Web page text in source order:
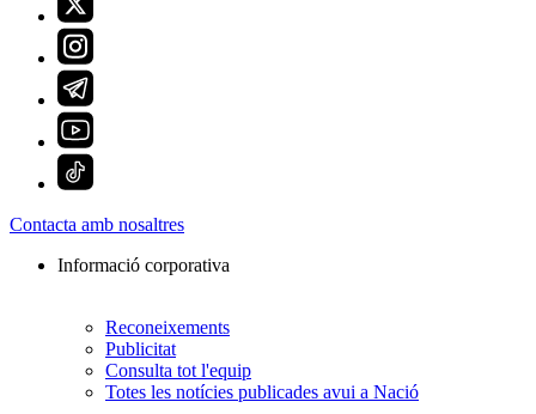
Contacta amb nosaltres
Informació corporativa
Reconeixements
Publicitat
Consulta tot l'equip
Totes les notícies publicades avui a Nació